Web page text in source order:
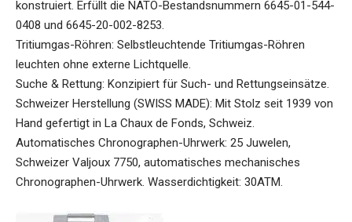
konstruiert. Erfüllt die NATO-Bestandsnummern 6645-01-544-
0408 und 6645-20-002-8253.
Tritiumgas-Röhren: Selbstleuchtende Tritiumgas-Röhren
leuchten ohne externe Lichtquelle.
Suche & Rettung: Konzipiert für Such- und Rettungseinsätze.
Schweizer Herstellung (SWISS MADE): Mit Stolz seit 1939 von
Hand gefertigt in La Chaux de Fonds, Schweiz.
Automatisches Chronographen-Uhrwerk: 25 Juwelen,
Schweizer Valjoux 7750, automatisches mechanisches
Chronographen-Uhrwerk. Wasserdichtigkeit: 30ATM.